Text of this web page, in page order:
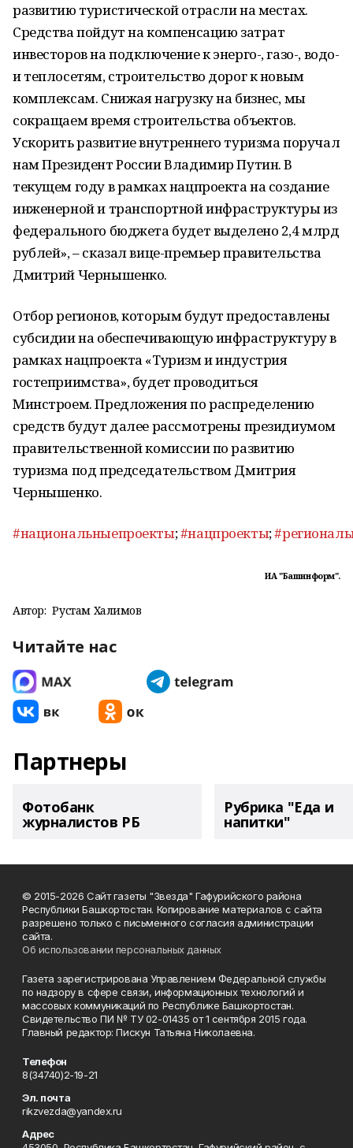
развитию туристической отрасли на местах.
Средства пойдут на компенсацию затрат
инвесторов на подключение к энерго-, газо-, водо-
и теплосетям, строительство дорог к новым
комплексам. Снижая нагрузку на бизнес, мы
сокращаем время строительства объектов.
Ускорить развитие внутреннего туризма поручал
нам Президент России Владимир Путин. В
текущем году в рамках нацпроекта на создание
инженерной и транспортной инфраструктуры из
федерального бюджета будет выделено 2,4 млрд
рублей», – сказал вице-премьер правительства
Дмитрий Чернышенко.
Отбор регионов, которым будут предоставлены
субсидии на обеспечивающую инфраструктуру в
рамках нацпроекта «Туризм и индустрия
гостеприимства», будет проводиться
Минстроем. Предложения по распределению
средств будут далее рассмотрены президиумом
правительственной комиссии по развитию
туризма под председательством Дмитрия
Чернышенко.
#национальныепроекты;#нацпроекты;
ИА "Башинформ".
Автор: Рустам Халимов
Читайте нас
Партнеры
Фотобанк
журналистов РБ
Рубрика "Еда и
напитки"
© 2015-2026 Сайт газеты "Звезда" Гафурийского района
Республики Башкортостан. Копирование материалов с сайта
разрешено только с письменного согласия администрации
сайта.
Об использовании персональных данных
Газета зарегистрирована Управлением Федеральной службы
по надзору в сфере связи, информационных технологий и
массовых коммуникаций по Республике Башкортостан.
Свидетельство ПИ № ТУ 02-01435 от 1 сентября 2015 года.
Главный редактор: Пискун Татьяна Николаевна.
Телефон
8(34740)2-19-21
Эл. почта
rikzvezda@yandex.ru
Адрес